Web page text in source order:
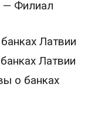
— Филиал
Латвии
Латвии
о банках